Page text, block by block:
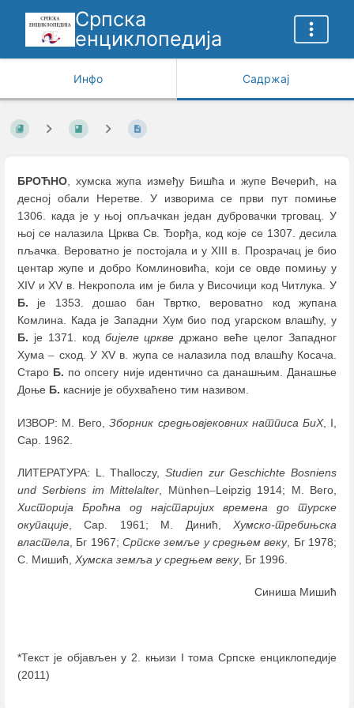
Српска
енциклопедија
Инфо Садржај
БРОЋНО, хумска жупа између Бишћа и жупе Вечерић, на
десној обали Неретве. У изворима се први пут помиње
1306. када је у њој опљачкан један дубровачки трговац. У
њој се налазила Црква Св. Ђорђа, код које се 1307. десила
пљачка. Вероватно је постојала и у XIII в. Прозрачац је био
центар жупе и добро Комлиновића, који се овде помињу у
XIV и XV в. Некропола им је била у Височици код Читлука. У
Б. је 1353. дошао бан Твртко, вероватно код жупана
Комлина. Када је Западни Хум био под угарском влашћу, у
Б. је 1371. код бијеле цркве држано веће целог Западног
Хума– сход. У XV в. жупа се налазила под влашћу Косача.
Старо Б. по опсегу није идентично са данашњим. Данашње
Доње Б. касније је обухваћено тим називом.
ИЗВОР: М. Вего,Зборник средњовјековних натписа БиХ, I,
Сар. 1962.
ЛИТЕРАТУРА: L. Thalloczy, Studien zur Geschichte Bosniens
und Serbiens im Mittelalter , Münhen–Leipzig 1914; М. Вего,
Хисторија Броћна од најстаријих времена до турске
окупације , Сар. 1961; М. Динић, Хумско-требињска
властела , Бг 1967; Српске земље у средњем веку, Бг 1978;
С. Мишић, Хумска земља у средњем веку, Бг 1996.
Синиша Мишић
*Текст је објављен у 2. књизи I тома Српске енциклопедије
(2011)